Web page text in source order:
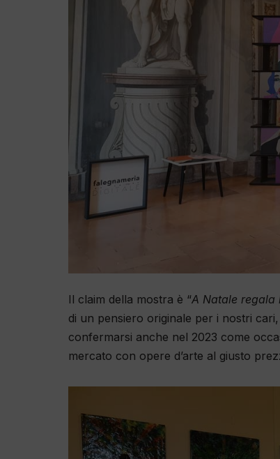
Il claim della mostra è “A Natale regala
di un pensiero originale per i nostri
confermarsi anche nel 2023 come
mercato con opere d’arte al giusto